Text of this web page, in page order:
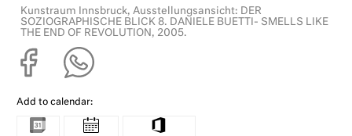
Kunstraum Innsbruck, Ausstellungsansicht: DER
SOZIOGRAPHISCHE BLICK 8. DANIELE BUETTI- SMELLS LIKE
THE END OF REVOLUTION, 2005.
Add to calendar: